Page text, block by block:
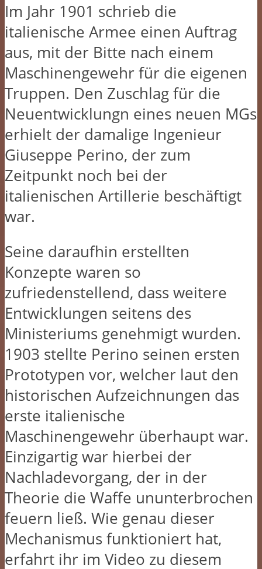
Im Jahr 1901 schrieb die
italienische Armee einen Auftrag
aus, mit der Bitte nach einem
Maschinengewehr für die eigenen
Truppen. Den Zuschlag für die
Neuentwicklungn eines neuen MGs
erhielt der damalige Ingenieur
Giuseppe Perino, der zum
Zeitpunkt noch bei der
italienischen Artillerie beschäftigt
war.
Seine daraufhin erstellten
Konzepte waren so
zufriedenstellend, dass weitere
Entwicklungen seitens des
Ministeriums genehmigt wurden.
1903 stellte Perino seinen ersten
Prototypen vor, welcher laut den
historischen Aufzeichnungen das
erste italienische
Maschinengewehr überhaupt war.
Einzigartig war hierbei der
Nachladevorgang, der in der
Theorie die Waffe ununterbrochen
feuern ließ. Wie genau dieser
Mechanismus funktioniert hat,
erfahrt ihr im Video zu diesem